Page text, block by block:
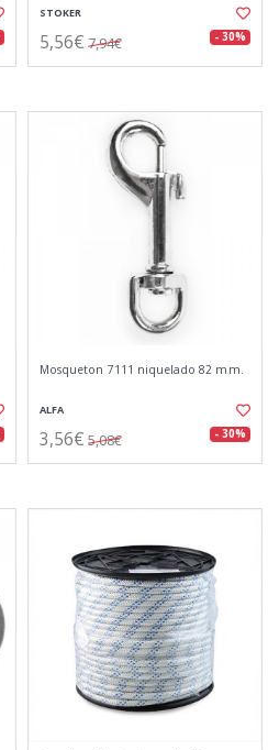
STOKER
5,56€ 7,94€ - 30%
Mosqueton 7111 niquelado 82 mm.
ALFA
3,56€ 5,08€ - 30%